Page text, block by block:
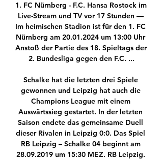
1. FC Nürnberg - F.C. Hansa Rostock im
Live-Stream und TV vor 17 Stunden —
Im heimischen Stadion ist für den 1. FC
Nürnberg am 20.01.2024 um 13:00 Uhr
Anstoß der Partie des 18. Spieltags der
2. Bundesliga gegen den F.C. ...
Schalke hat die letzten drei Spiele
gewonnen und Leipzig hat auch die
Champions League mit einem
Auswärtssieg gestartet. In der letzten
Saison endete das gemeinsame Duell
dieser Rivalen in Leipzig 0:0. Das Spiel
RB Leipzig – Schalke 04 beginnt am
28.09.2019 um 15:30 MEZ. RB Leipzig.